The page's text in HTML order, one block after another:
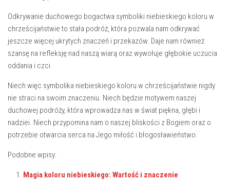
Odkrywanie duchowego bogactwa symboliki niebieskiego ⁣koloru w
chrześcijaństwie to​ stała podróż, która pozwala nam odkrywać
‌jeszcze więcej ukrytych znaczeń ⁤i przekazów. Daje‍ nam również
szansę na ⁤refleksję nad ​naszą wiarą oraz ⁤wywołuje głębokie uczucia
oddania i czci.
Niech więc ⁢symbolika niebieskiego koloru w chrześcijaństwie nigdy
nie straci na⁣ swoim znaczeniu. Niech będzie motywem ‌naszej
duchowej podróży, która wprowadza nas w‍ świat⁤ piękna, głębi ⁢i
nadziei. Niech przypomina nam o naszej bliskości ‌z Bogiem oraz o
potrzebie otwarcia serca na Jego miłość i błogosławieństwo.
Podobne wpisy:
Magia koloru niebieskiego: Wartość i znaczenie